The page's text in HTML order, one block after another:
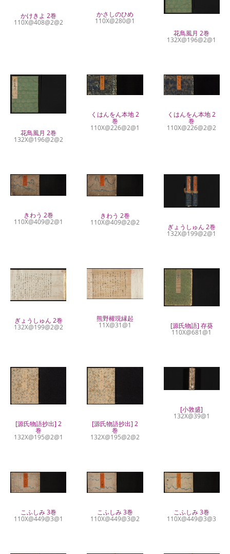
かけきよ 2巻
110X@408@2@2
かさしのひめ
110X@280@1
花鳥風月 2巻
132X@196@2@1
花鳥風月 2巻
132X@196@2@2
くはんをん本地 2
巻
110X@226@2@1
くはんをん本地 2
巻
110X@226@2@2
きわう 2巻
110X@409@2@1
きわう 2巻
110X@409@2@2
ぎょうしゅん 2巻
132X@199@2@1
ぎょうしゅん 2巻
132X@199@2@2
熊野權現縁起
11X@31@1 [源氏物語] 存葵
110X@681@1
[源氏物語抄出] 2
巻
132X@195@2@1
[源氏物語抄出] 2
巻
132X@195@2@2
[小敦盛]
132X@39@1
こふしみ 3巻
110X@449@3@1
こふしみ 3巻
110X@449@3@2
こふしみ 3巻
110X@449@3@3